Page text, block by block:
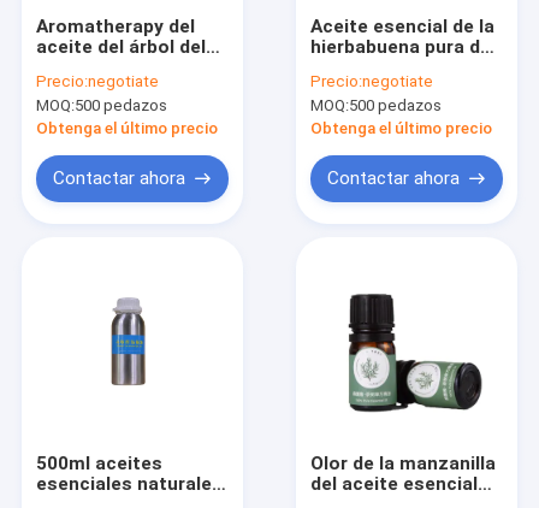
Aromatherapy del
aceite del árbol del
Precio:negotiate
MOQ:500 pedazos
Obtenga el último precio
Contactar ahora
Aceite esencial de la
hierbabuena pura de
Precio:negotiate
MOQ:500 pedazos
Obtenga el último precio
Contactar ahora
500ml aceites
esenciales naturales
Olor de la manzanilla
del aceite esencial